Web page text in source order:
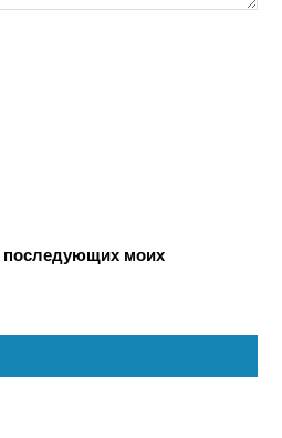
последующих моих